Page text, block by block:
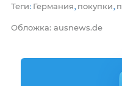
Теги: Германия, покупки,
Обложка: ausnews.de